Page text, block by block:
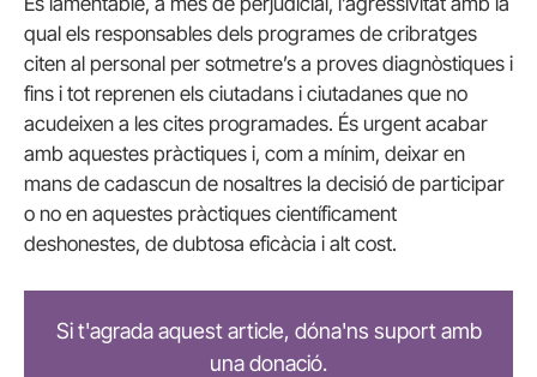
qual els responsables dels programes de cribratges
citen al personal per sotmetre’s a proves diagnòstiques i
fins i tot reprenen els ciutadans i ciutadanes que no
acudeixen a les cites programades. És urgent acabar
amb aquestes pràctiques i, com a mínim, deixar en
mans de cadascun de nosaltres la decisió de participar
o no en aquestes pràctiques científicament
deshonestes, de dubtosa eficàcia i alt cost.
Si t'agrada aquest article, dóna'ns suport amb
una donació.